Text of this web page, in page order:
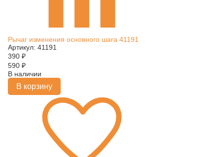
Рычаг изменения основного шага 41191
Артикул: 41191
390 ₽
590 ₽
В наличии
В корзину